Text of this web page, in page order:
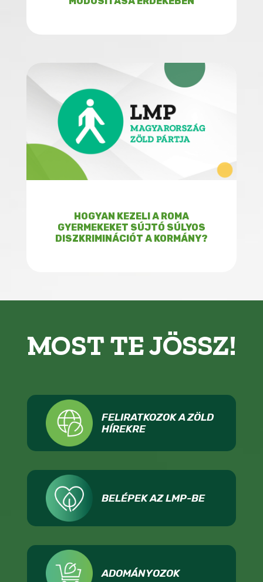
HOGYAN KEZELI A ROMA
GYERMEKEKET SÚJTÓ SÚLYOS
DISZKRIMINÁCIÓT A KORMÁNY?
MOST TE JÖSSZ!
FELIRATKOZOK A ZÖLD
HÍREKRE
BELÉPEK AZ LMP-BE
ADOMÁNYOZOK